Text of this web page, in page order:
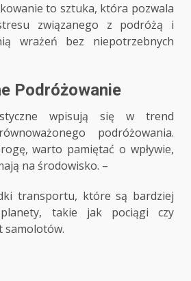
to sztuka, która pozwala
związanego z podróżą i
wrażeń bez niepotrzebnych
Podróżowanie
wpisują się w trend
podróżowania.
warto pamiętać o wpływie,
na środowisko. –
transportu, które są bardziej
takie jak pociągi czy
samolotów.